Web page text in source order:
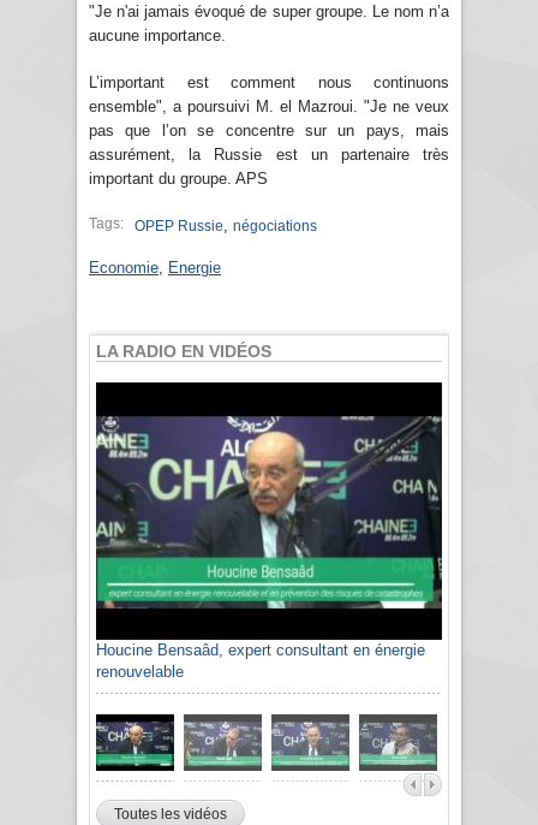
"Je n'ai jamais évoqué de super groupe. Le nom n’a
aucune importance.
L’important est comment nous continuons
ensemble", a poursuivi M. el Mazroui. "Je ne veux
pas que l’on se concentre sur un pays, mais
assurément, la Russie est un partenaire très
important du groupe. APS
Tags: OPEP Russie négociations
Economie Energie
LA RADIO EN VIDÉOS
Houcine Bensaâd, expert consultant en énergie
renouvelable
Toutes les vidéos